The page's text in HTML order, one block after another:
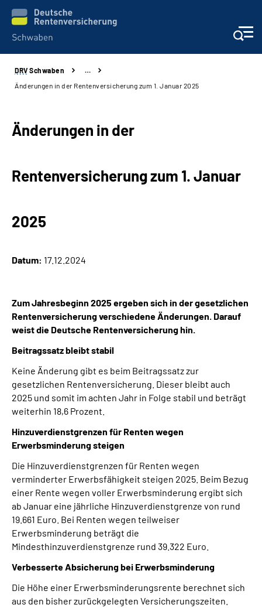
Services
Presse und Fachinformationen
Karriere
Leichte Sprache
Suche
Mein Kundenportal
DRV Schwaben
…
Änderungen in der Rentenversicherung zum 1. Januar 2025
Änderungen in der
Rentenversicherung zum 1. Januar
2025
Datum: 17.12.2024
Zum Jahresbeginn 2025 ergeben sich in der gesetzlichen
Rentenversicherung verschiedene Änderungen. Darauf
weist die Deutsche Rentenversicherung hin.
Beitragssatz bleibt stabil
Keine Änderung gibt es beim Beitragssatz zur
gesetzlichen Rentenversicherung. Dieser bleibt auch
2025 und somit im achten Jahr in Folge stabil und beträgt
weiterhin 18,6 Prozent.
Hinzuverdienstgrenzen für Renten wegen
Erwerbsminderung steigen
Die Hinzuverdienstgrenzen für Renten wegen
verminderter Erwerbsfähigkeit steigen 2025. Beim Bezug
einer Rente wegen voller Erwerbsminderung ergibt sich
ab Januar eine jährliche Hinzuverdienstgrenze von rund
19.661 Euro. Bei Renten wegen teilweiser
Erwerbsminderung beträgt die
Mindesthinzuverdienstgrenze rund 39.322 Euro.
Verbesserte Absicherung bei Erwerbsminderung
Die Höhe einer Erwerbsminderungsrente berechnet sich
aus den bisher zurückgelegten Versicherungszeiten.